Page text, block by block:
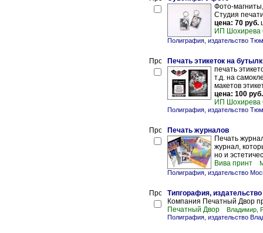
Фото-
Студия
цена: 70 руб.
ИП
Полиграфия, издательство
Печать этикеток на
печать
т.д. на
макетов
цена: 100 руб.
ИП
Полиграфия, издательство
Печать журналов
Печать
журнал,
но и
Вива принт
Полиграфия, издательство
Типгорафия, издательство
Компания Печатный Двор
Печатный Двор
Владимир,
Полиграфия, издательство